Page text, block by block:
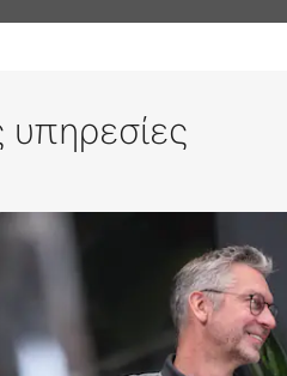
υπηρεσίες